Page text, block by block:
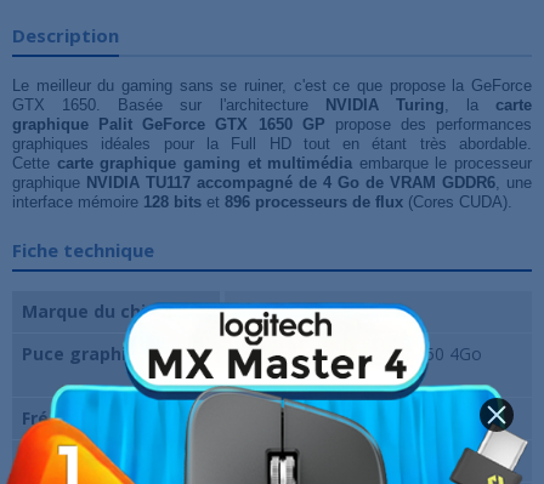
Description
Le meilleur du gaming sans se ruiner, c'est ce que propose la GeForce
GTX 1650. Basée sur l'architecture
NVIDIA Turing, la carte
graphique
Palit GeForce GTX 1650 GP propose des performances
graphiques idéales pour la Full HD tout en
étant très abordable.
Cette carte graphique gaming et multimédia embarque le processeur
graphique NVIDIA TU117 accompagné de 4 Go de VRAM GDDR6, une
interface mémoire 128 bits et 896 processeurs de flux (Cores CUDA).
Fiche technique
Marque du chipset
Nvidia
Puce graphique
NVIDIA GeForce GTX 1650 4Go
GDDR6
Fréquence du chipset
1590 MHz
Unités de calcul
896 CUDA Cores